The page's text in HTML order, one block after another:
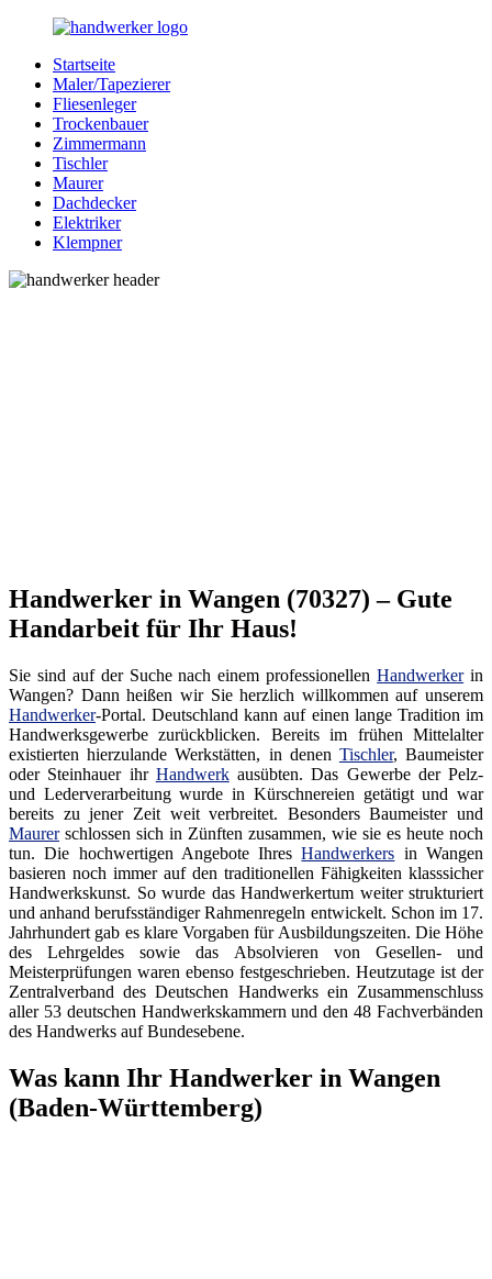
Zurück
Inhalt
Bessere-
Handwerker.de
Handwerker
Ihrer
Nähe
Startseite
Maler/Tapezierer
Fliesenleger
Trockenbauer
Zimmermann
Tischler
Maurer
Dachdecker
Elektriker
Klempner
Handwerker in Wangen (70327) – Gute
Handarbeit für Ihr Haus!
Sie sind auf der Suche nach einem professionellenHandwerkerin
Wangen? Dann heißen wir Sie herzlich willkommen auf unserem
Handwerker-Portal. Deutschland kann auf einen lange Tradition im
Handwerksgewerbe zurückblicken. Bereits im frühen Mittelalter
existierten hierzulande Werkstätten, in denen Tischler, Baumeister
oder Steinhauer ihr Handwerkausübten. Das Gewerbe der Pelz-
und Lederverarbeitung wurde in Kürschnereien getätigt und war
bereits zu jener Zeit weit verbreitet. Besonders Baumeister und
Maurerschlossen sich in Zünften zusammen, wie sie es heute noch
tun. Die hochwertigen Angebote IhresHandwerkers in Wangen
basieren noch immer auf den traditionellen Fähigkeiten klasssicher
Handwerkskunst. So wurde das Handwerkertum weiter strukturiert
und anhand berufsständiger Rahmenregeln entwickelt. Schon im 17.
Jahrhundert gab es klare Vorgaben für Ausbildungszeiten. Die Höhe
des Lehrgeldes sowie das Absolvieren von Gesellen- und
Meisterprüfungen waren ebenso festgeschrieben. Heutzutage ist der
Zentralverband des Deutschen Handwerks ein Zusammenschluss
aller 53 deutschen Handwerkskammern und den 48 Fachverbänden
des Handwerks auf Bundesebene.
Was kann Ihr Handwerker in Wangen
(Baden-Württemberg)